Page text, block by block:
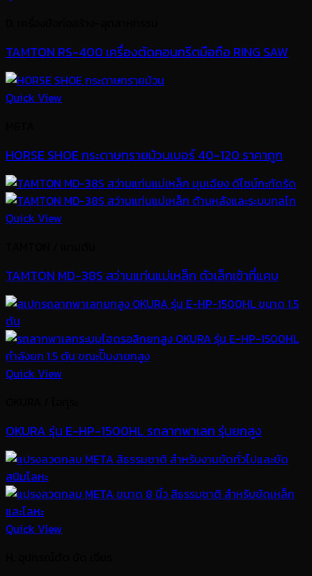
TAMTON RS-400 เครื่องตัดคอนกรีตมือถือ RING SAW
Quick View
HORSE SHOE กระดาษทรายม้วนเบอร์ 40-120 ราคาถูก
Quick View
TAMTON MD-38S สว่านแท่นแม่เหล็ก ตัวเล็กเข้าที่แคบ
Quick View
OKURA รุ่น E-HP-1500HL รถลากพาเลท รุ่นยกสูง
Quick View